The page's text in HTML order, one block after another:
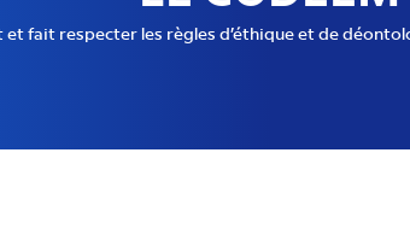
fait respecter les règles d’éthique et de